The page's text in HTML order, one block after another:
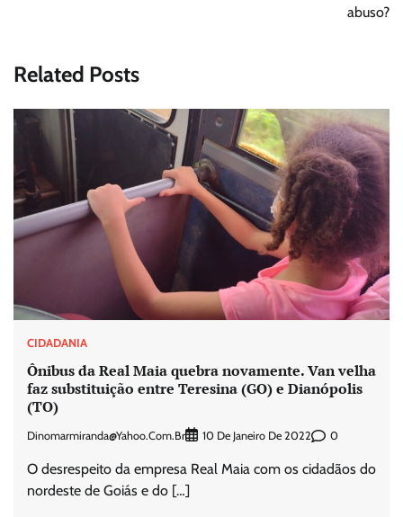
abuso?
Related Posts
CIDADANIA
Ônibus da Real Maia quebra novamente. Van velha
faz substituição entre Teresina (GO) e Dianópolis
(TO)
Dinomarmiranda@yahoo.com.br 10 De Janeiro De 2022 0
O desrespeito da empresa Real Maia com os cidadãos do
nordeste de Goiás e do […]